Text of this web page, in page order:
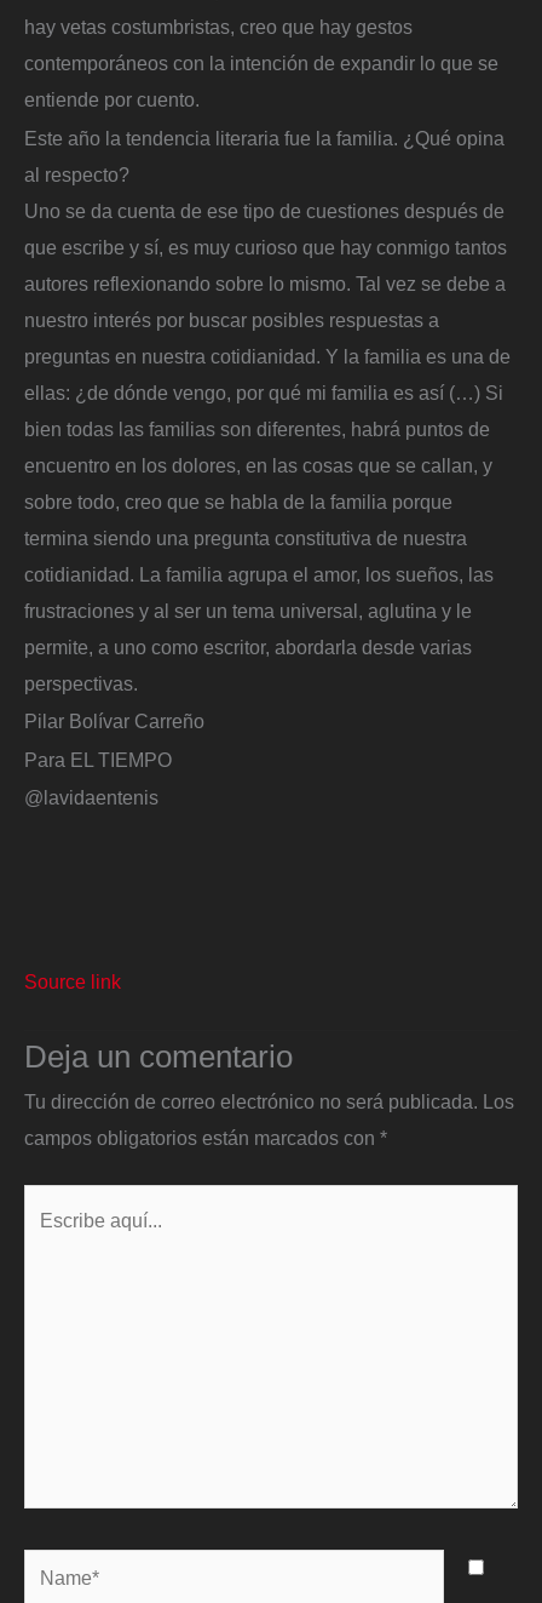
hay vetas costumbristas, creo que hay gestos
contemporáneos con la intención de expandir lo que se
entiende por cuento.
Este año la tendencia literaria fue la familia. ¿Qué opina
al respecto?
Uno se da cuenta de ese tipo de cuestiones después de
que escribe y sí, es muy curioso que hay conmigo tantos
autores reflexionando sobre lo mismo. Tal vez se debe a
nuestro interés por buscar posibles respuestas a
preguntas en nuestra cotidianidad. Y la familia es una de
ellas: ¿de dónde vengo, por qué mi familia es así (…) Si
bien todas las familias son diferentes, habrá puntos de
encuentro en los dolores, en las cosas que se callan, y
sobre todo, creo que se habla de la familia porque
termina siendo una pregunta constitutiva de nuestra
cotidianidad. La familia agrupa el amor, los sueños, las
frustraciones y al ser un tema universal, aglutina y le
permite, a uno como escritor, abordarla desde varias
perspectivas.
Pilar Bolívar Carreño
Para EL TIEMPO
@lavidaentenis
Source link
Deja un comentario
Tu dirección de correo electrónico no será publicada. Los
campos obligatorios están marcados con *
Name*